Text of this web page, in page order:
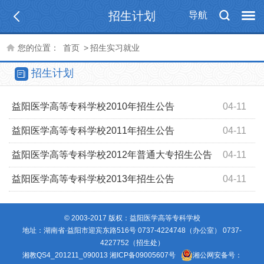
导航
招生计划
您的位置： 首页 >招生实习就业
招生计划
04-11
益阳医学高等专科学校2010年招生公告
04-11
益阳医学高等专科学校2011年招生公告
04-11
益阳医学高等专科学校2012年普通大专招生公告
04-11
益阳医学高等专科学校2013年招生公告
© 2003-2017 版权：益阳医学高等专科学校
地址：湖南省·益阳市迎宾东路516号 0737-4224748（办公室） 0737-
4227752（招生处）
湘教QS4_201211_090013 湘ICP备09005607号
湘公网安备号：